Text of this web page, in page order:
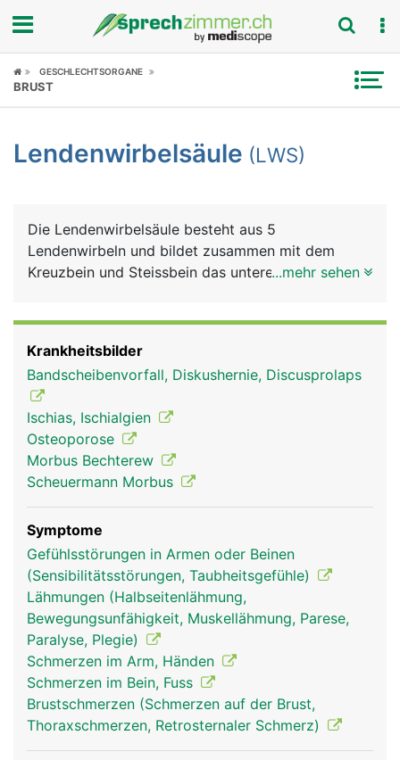
Fokus
Symptome
News
Rubriken
GESCHLECHTSORGANE
BRUST
Lendenwirbelsäule (LWS)
Die Lendenwirbelsäule besteht aus 5
Lendenwirbeln und bildet zusammen mit dem
Kreuzbein und Steissbein das untere Ende der
daher besonders belastet. Aus den Lendenwirbeln
tritt der längste Nerv des Körpers aus, der
Ischiasnerv, der die Rückseite der Beine bis zu den
Füssen versorgt. In der Lendenwirbelsäule endet
ausserdem das Rückenmark.
Frau Mann
...mehr sehen
Krankheitsbilder
Bandscheibenvorfall, Diskushernie, Discusprolaps
Ischias, Ischialgien
Osteoporose
Morbus Bechterew
Scheuermann Morbus
Symptome
Gefühlsstörungen in Armen oder Beinen
(Sensibilitätsstörungen, Taubheitsgefühle)
Lähmungen (Halbseitenlähmung,
Bewegungsunfähigkeit, Muskellähmung, Parese,
Paralyse, Plegie)
Schmerzen im Arm, Händen
Schmerzen im Bein, Fuss
Brustschmerzen (Schmerzen auf der Brust,
Thoraxschmerzen, Retrosternaler Schmerz)